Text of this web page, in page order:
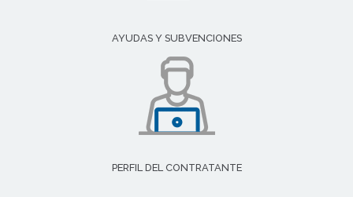
AYUDAS Y SUBVENCIONES
PERFIL DEL CONTRATANTE